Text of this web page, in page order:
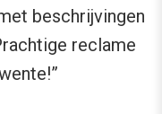
beschrijvingen
reclame